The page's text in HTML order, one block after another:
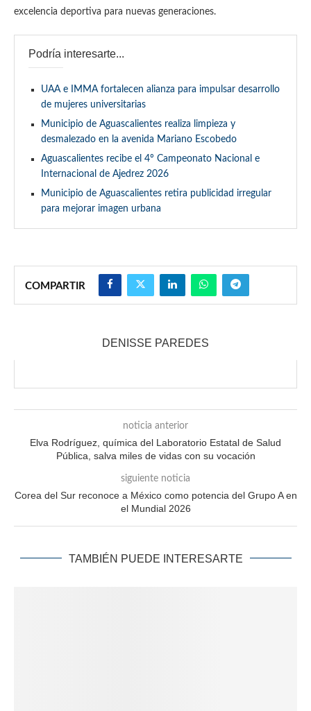
excelencia deportiva para nuevas generaciones.
Podría interesarte...
UAA e IMMA fortalecen alianza para impulsar desarrollo
de mujeres universitarias
Municipio de Aguascalientes realiza limpieza y
desmalezado en la avenida Mariano Escobedo
Aguascalientes recibe el 4º Campeonato Nacional e
Internacional de Ajedrez 2026
Municipio de Aguascalientes retira publicidad irregular
para mejorar imagen urbana
COMPARTIR
DENISSE PAREDES
noticia anterior
Elva Rodríguez, química del Laboratorio Estatal de Salud
Pública, salva miles de vidas con su vocación
siguiente noticia
Corea del Sur reconoce a México como potencia del Grupo A en
el Mundial 2026
TAMBIÉN PUEDE INTERESARTE